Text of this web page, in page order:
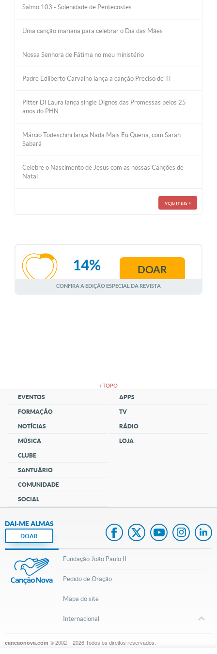
Salmo 103 - Solenidade de Pentecostes
Uma canção mariana para celebrar o Dia das Mães
Nossa Senhora de Fátima no meu ministério
Padre Edilberto Carvalho lança a canção Preciso de Ti
Pitter Di Laura lança single Dignos das Promessas pelos 25
anos do PHN
Márcio Todeschini lança Nada Mais Eu Queria, com Sarah
Sabará
Celebre o Nascimento de Jesus com as nossas Canções de
Natal
veja mais »
AGOSTO
14% DOAR
CONFIRA A EDIÇÃO ESPECIAL DA REVISTA
↑ TOPO
EVENTOS
FORMAÇÃO
NOTÍCIAS
MÚSICA
CLUBE
SANTUÁRIO
COMUNIDADE
SOCIAL
APPS
TV
RÁDIO
LOJA
DAI-ME ALMAS
DOAR
Fundação João Paulo II
Pedido de Oração
Mapa do site
Internacional
cancaonova.com © 2002 – 2026Todos os direitos reservados.